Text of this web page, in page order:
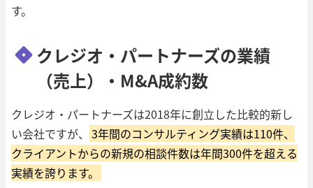
す。
クレジオ・パートナーズの業績
（売上）・M&A成約数
クレジオ・パートナーズは2018年に創立した比較的新し
い会社ですが、
3年間のコンサルティング実績は110件、
クライアントからの新規の相談件数は年間300件を超える
実績を誇ります。